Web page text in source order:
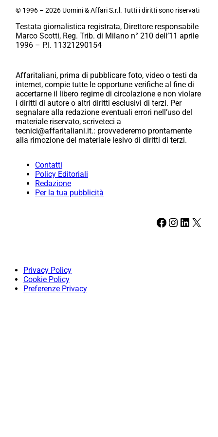
© 1996 – 2026 Uomini & Affari S.r.l. Tutti i diritti sono riservati
Testata giornalistica registrata, Direttore responsabile
Marco Scotti, Reg. Trib. di Milano n° 210 dell’11 aprile
1996 – P.I. 11321290154
Affaritaliani, prima di pubblicare foto, video o testi da
internet, compie tutte le opportune verifiche al fine di
accertarne il libero regime di circolazione e non violare
i diritti di autore o altri diritti esclusivi di terzi. Per
segnalare alla redazione eventuali errori nell’uso del
materiale riservato, scriveteci a
tecnici@affaritaliani.it.: provvederemo prontamente
alla rimozione del materiale lesivo di diritti di terzi.
Contatti
Policy Editoriali
Redazione
Per la tua pubblicità
Facebook Instagram LinkedIn X
Privacy Policy
Cookie Policy
Preferenze Privacy